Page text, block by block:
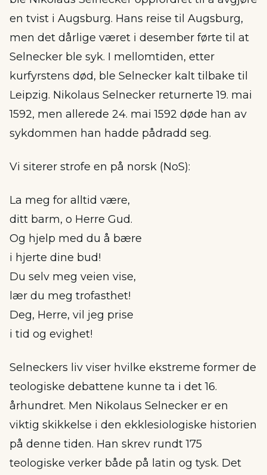
en tvist i Augsburg. Hans reise til Augsburg,
men det dårlige været i desember førte til at
Selnecker ble syk. I mellomtiden, etter
kurfyrstens død, ble Selnecker kalt tilbake til
Leipzig. Nikolaus Selnecker returnerte 19. mai
1592, men allerede 24. mai 1592 døde han av
sykdommen han hadde pådradd seg.
Vi siterer strofe en på norsk (NoS):
La meg for alltid være,
ditt barm, o Herre Gud.
Og hjelp med du å bære
i hjerte dine bud!
Du selv meg veien vise,
lær du meg trofasthet!
Deg, Herre, vil jeg prise
i tid og evighet!
Selneckers liv viser hvilke ekstreme former de
teologiske debattene kunne ta i det 16.
århundret. Men Nikolaus Selnecker er en
viktig skikkelse i den ekklesiologiske historien
på denne tiden. Han skrev rundt 175
teologiske verker både på latin og tysk. Det